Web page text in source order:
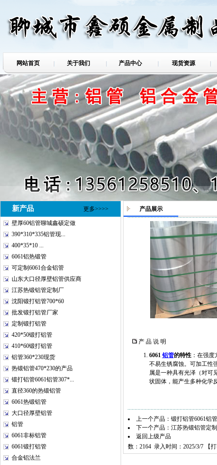
网站首页 关于我们 产品中心 现货资源
新产品 更多>>>>
壁厚60铝管聊城鑫硕定做
390*310*335铝管现...
400*35*10 ...
6061铝热锻管
可定制6061合金铝管
山东大口径厚壁铝管供应商
江苏热锻铝管定制厂
沈阳锻打铝管700*60
批发锻打铝管厂家
定制锻打铝管
420*50锻打铝管
410*60锻打铝管
铝管360*230现货
热锻铝管470*230的产品
锻打铝管6061铝管307*...
直径360的热锻铝管
6061热锻铝管
大口径厚壁铝管
铝管
6061非标铝管
6061锻打铝管
合金铝法兰
产品展示
产 品 说 明
6061 铝管的特性：在强度
不易生锈腐蚀。可加工性
属是一种具有光泽（对可
状固体，能产生多种化学
上一个产品： 锻打铝管6061铝
下一个产品： 江苏热锻铝管定
返回上级产品
数：2164 录入时间：2025/3/7 【